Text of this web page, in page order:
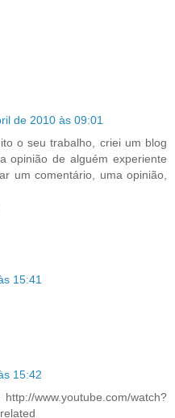
de 2010 às 09:01
o seu trabalho, criei um blog
opinião de alguém experiente
um comentário, uma opinião,
15:41
15:42
www.youtube.com/watch?